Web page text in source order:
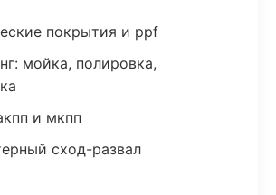
покрытия и ppf
мойка, полировка,
и мкпп
сход-развал